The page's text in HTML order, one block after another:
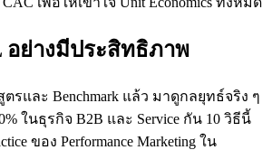
อย่างมีประสิทธิภาพ
รและ Benchmark แล้ว มาดูกลยุทธ์จริง ๆ
ในธุรกิจ B2B และ Service กัน 10 วิธีนี้
ของ Performance Marketing ใน